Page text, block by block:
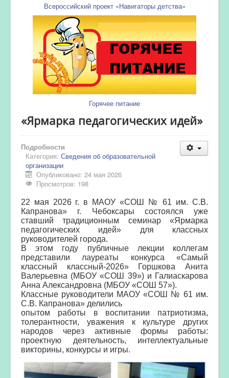
Всероссийский проект «Навигаторы детства»
Горячее питание
«Ярмарка педагогических идей»
Подробности
Категория: Сведения об образовательной
организации
Опубликовано: 24 мая 2026
Просмотров: 198
22 мая 2026 г. в МАОУ «СОШ № 61 им. С.В.
Капранова» г. Чебоксары состоялся уже
ставший традиционным семинар «Ярмарка
педагогических идей» для классных
руководителей города.
В этом году публичные лекции коллегам
представили лауреаты конкурса «Самый
классный классный-2026» Горшкова Анита
Валерьевна (МБОУ «СОШ 39») и Галиаскарова
Анна Александровна (МБОУ «СОШ 57»).
Классные руководители МАОУ «СОШ № 61 им.
С.В. Капранова» делились
опытом работы в воспитании патриотизма,
толерантности, уважения к культуре других
народов через активные формы работы:
проектную деятельность, интеллектуальные
викторины, конкурсы и игры.